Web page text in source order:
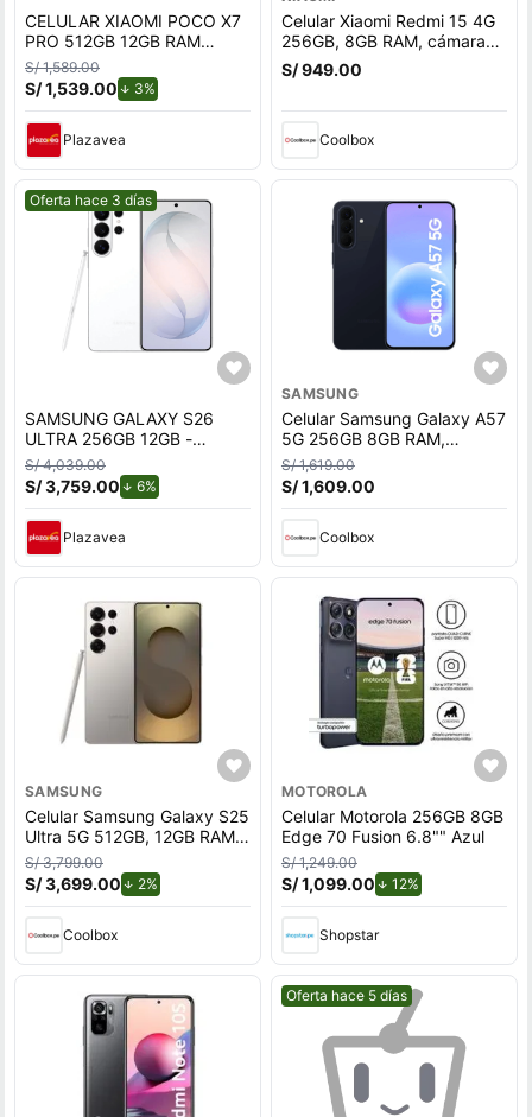
CELULAR XIAOMI POCO X7
PRO 512GB 12GB RAM
NEGRO
S/ 1,589.00
S/ 1,539.00 3%
Plazavea
Celular Xiaomi Redmi 15 4G
256GB, 8GB RAM, cámara
trasera 50 MP y frontal 8MP,
6.9"", negro
S/ 949.00
Coolbox
Mejor precio.
Oferta hace 3 días
SAMSUNG GALAXY S26
ULTRA 256GB 12GB -
BLANCO
S/ 4,039.00
S/ 3,759.00 6%
Plazavea
SAMSUNG
Celular Samsung Galaxy A57
5G 256GB 8GB RAM,
cámara trasera 50MP y
frontal 12MP, 6.7"", azul
oscuro
S/ 1,619.00
S/ 1,609.00
Coolbox
SAMSUNG
Celular Samsung Galaxy S25
Ultra 5G 512GB, 12GB RAM,
cámara trasera 200MP y
frontal 12MP, pantalla 6.9"",
titanium gray
S/ 3,799.00
S/ 3,699.00 2%
Coolbox
MOTOROLA
Celular Motorola 256GB 8GB
Edge 70 Fusion 6.8"" Azul
S/ 1,249.00
S/ 1,099.00 12%de descuento.
Shopstar
Mejor precio.
Oferta hace 5 días